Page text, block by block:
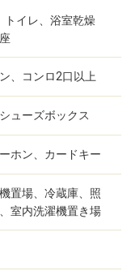
トイレ、浴室乾燥
、コンロ2口以上
ューズボックス
ホン、カードキー
置場、冷蔵庫、照
室内洗濯機置き場